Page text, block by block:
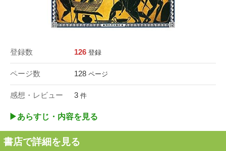
登録数 126 登録
ページ数 128 ページ
感想・レビュー 3 件
▶︎あらすじ・内容を見る
書店で詳細を見る